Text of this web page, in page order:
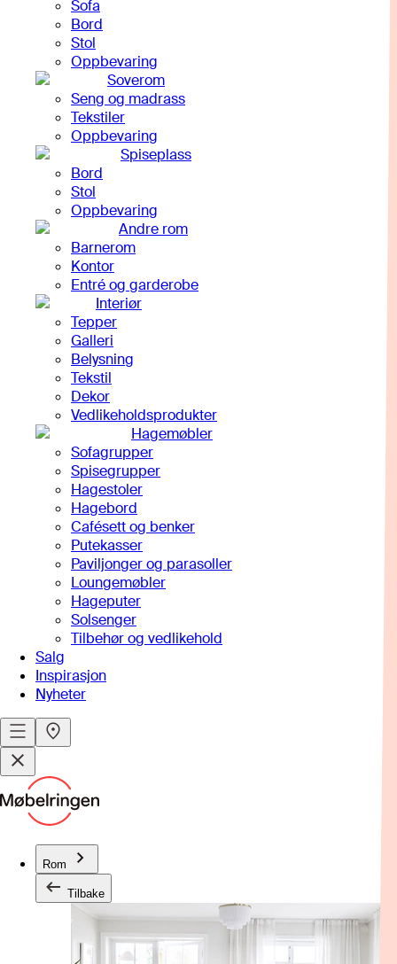
Sofa
Bord
Stol
Oppbevaring
Soverom
Seng og madrass
Tekstiler
Oppbevaring
Spiseplass
Bord
Stol
Oppbevaring
Andre rom
Barnerom
Kontor
Entré og garderobe
Interiør
Tepper
Galleri
Belysning
Tekstil
Dekor
Vedlikeholdsprodukter
Hagemøbler
Sofagrupper
Spisegrupper
Hagestoler
Hagebord
Cafésett og benker
Putekasser
Paviljonger og parasoller
Loungemøbler
Hageputer
Solsenger
Tilbehør og vedlikehold
Salg
Inspirasjon
Nyheter
Rom
Tilbake